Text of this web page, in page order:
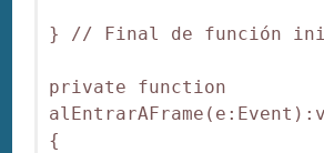
} // Final de función
private function
{